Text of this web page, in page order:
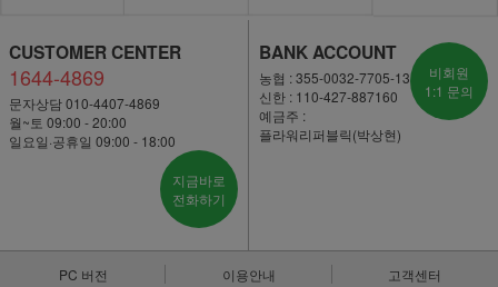
CUSTOMER CENTER
1644-4869
문자상담 010-4407-4869
월~토 09:00 - 20:00
일요일·공휴일 09:00 - 18:00
지금바로
전화하기
BANK ACCOUNT
농협 : 355-0032-7705-13
신한 : 110-427-887160
예금주 :
플라워리퍼블릭(박상현)
비회원
1:1 문의
PC 버전 이용안내 고객센터